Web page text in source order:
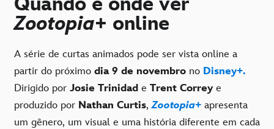
Zootopia+ online
A série de curtas animados pode ser vista online a
partir do próximo dia 9 de novembro no Disney+.
Dirigido por Josie Trinidad e Trent Correy e
produzido por Nathan Curtis,Zootopia+ apresenta
um gênero, um visual e uma história diferente em cada